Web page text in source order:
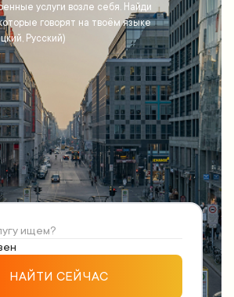
услуги возле себя. Найди
говорят на твоём языке
Русский)
НАЙТИ СЕЙЧАС